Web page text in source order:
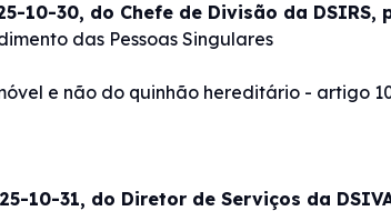
10-30, do Chefe de Divisão da DSIRS,
das Pessoas Singulares
e não do quinhão hereditário - artigo
10-31, do Diretor de Serviços da